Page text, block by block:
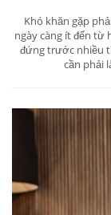
Khó khăn gặp
ngày càng ít đến
đứng trước nhiều
cần phải